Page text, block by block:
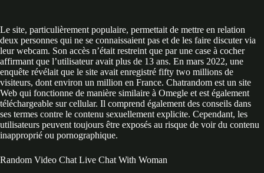
Le site, particulièrement populaire, permettait de mettre en relation
deux personnes qui ne se connaissaient pas et de les faire discuter via
leur webcam. Son accès n’était restreint que par une case à cocher
affirmant que l’utilisateur avait plus de 13 ans. En mars 2022, une
enquête révélait que le site avait enregistré fifty two millions de
visiteurs, dont environ un million en France. Chatrandom est un site
Web qui fonctionne de manière similaire à Omegle et est également
téléchargeable sur cellular. Il comprend également des conseils dans
ses termes contre le contenu sexuellement explicite. Cependant, les
utilisateurs peuvent toujours être exposés au risque de voir du contenu
inapproprié ou pornographique.
Random Video Chat Live Chat With Woman